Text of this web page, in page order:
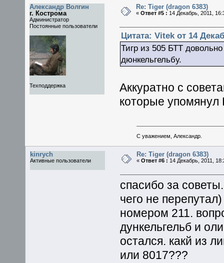
Александр Волгин
г. Кострома
Администратор
Постоянные пользователи
Техподдержка
Re: Tiger (dragon 6383)
« Ответ #5 : 14 Декабрь, 2011,
Цитата: Vitek от 14
Тигр из 505 БТТ
дюнкельгельбу.
Аккуратно с
которые упомянул
С уважением, Александр.
kinrych
Активные пользователи
Re: Tiger (dragon 6383)
« Ответ #6 : 14 Декабрь, 2011,
спасибо за
чего не
номером 211.
дункельгельб и
остался. какй из
или 8017???